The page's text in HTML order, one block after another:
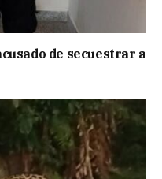
de secuestrar a